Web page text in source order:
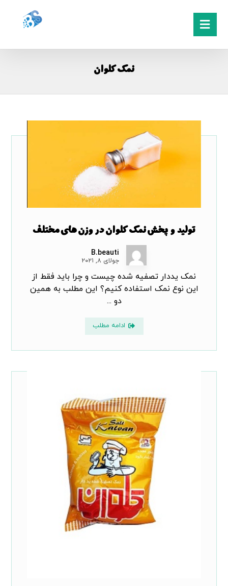
نمک کلوان
تولید و پخش نمک کلوان در وزن های مختلف
B.beauti
جولای ۸, ۲۰۲۱
نمک یددار تصفیه شده چیست و چرا باید فقط از
این نوع نمک استفاده کنیم؟ این مطلب به همین
دو ...
ادامه مطلب